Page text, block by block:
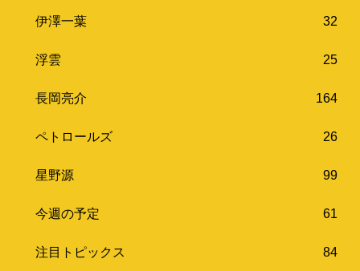
伊澤一葉 32
浮雲 25
長岡亮介 164
ペトロールズ 26
星野源 99
今週の予定 61
注目トピックス 84